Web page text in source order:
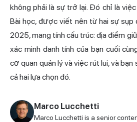
không phải là sự trở lại. Đó chỉ là
Bài học, được viết nên từ hai sự sụp
2025, mang tính cấu trúc: địa điểm
xác minh danh tính của bạn cuối
cơ quan quản lý và việc rút lui, và bạn
cả hai lựa chọn đó.
Marco Lucchetti
Marco Lucchetti is a senior